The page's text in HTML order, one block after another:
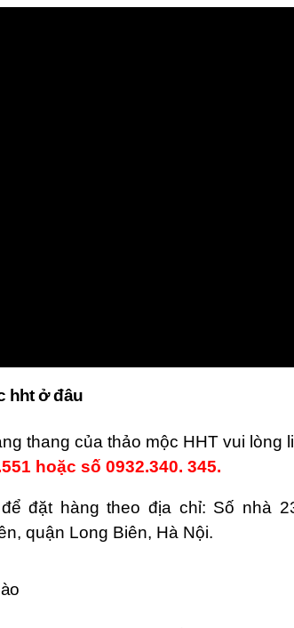
hht ở đâu
thang của thảo mộc HHT vui lòng
hoặc số 0932.340. 345.
đặt hàng theo địa chỉ: Số nhà
quận Long Biên, Hà Nội.